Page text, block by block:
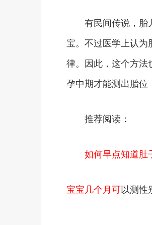
有民间传说，胎儿
宝。不过医学上认
律。因此，这个方
孕中期才能测出胎位
推荐阅读：
如何早点知道肚
宝宝几个月可以测性